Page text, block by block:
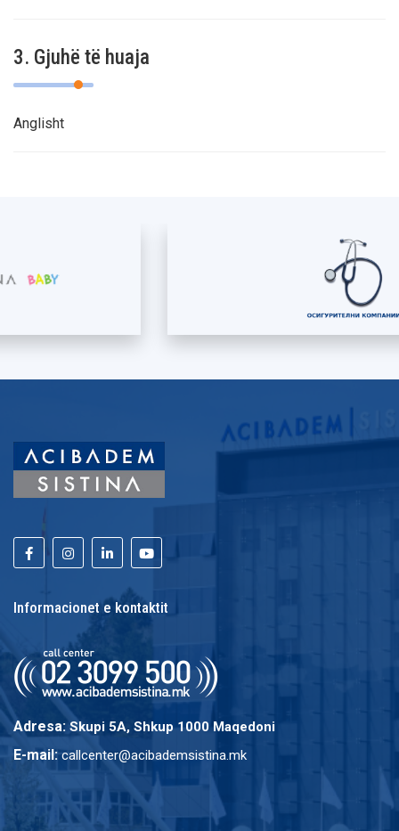
3. Gjuhë të huaja
Anglisht
Informacionet e kontaktit
Adresa: Skupi 5A, Shkup 1000 Maqedoni
E-mail: callcenter@acibademsistina.mk